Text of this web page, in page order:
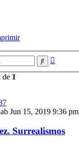
Buscar
de 1
Jun 15, 2019 9:36 pm
Surrealismos